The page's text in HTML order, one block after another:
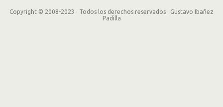
Copyright © 2008-2023 · Todos los derechos reservados · Gustavo Ibañez
Padilla